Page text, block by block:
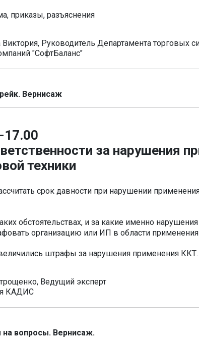
приказы, разъяснения
Руководитель Департамента торговых
"СофтБаланс"
Вернисаж
17.00
за нарушения
техники
срок давности при нарушении
обстоятельствах, и за какие именно
организацию или ИП в области
штрафы за нарушения применения ККТ.
Ведущий эксперт
КАДИС
на вопросы. Вернисаж.